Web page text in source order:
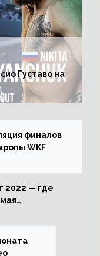
Густаво на
финалов
WKF
2022 — где